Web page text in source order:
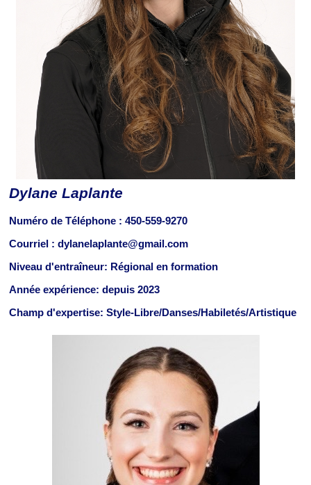
Dylane Laplante
Numéro de Téléphone :450-559-9270
Courriel : dylanelaplante@gmail.com
Niveau d'entraîneur: Régional en formation
Année expérience: depuis 2023
Champ d'expertise: Style-Libre/Danses/Habiletés/Artistique